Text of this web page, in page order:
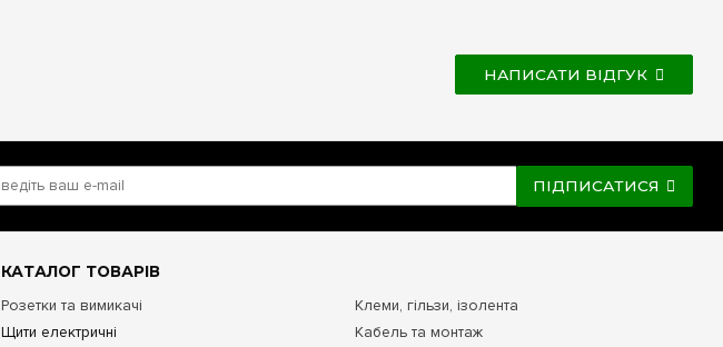
НАПИСАТИ ВІДГУК
ПІДПИСАТИСЯ
КАТАЛОГ ТОВАРІВ
Розетки та вимикачі
Щити електричні
Клеми, гільзи, ізолента
Кабель та монтаж